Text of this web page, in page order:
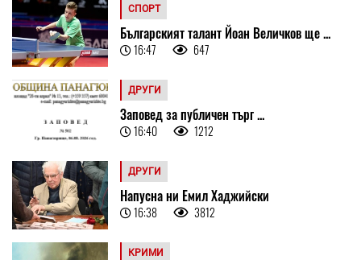
СПОРТ
Българският талант Йоан Величков ще ...
16:47 647
ДРУГИ
Заповед за публичен търг ...
16:40 1212
ДРУГИ
Напусна ни Емил Хаджийски
16:38 3812
КРИМИ